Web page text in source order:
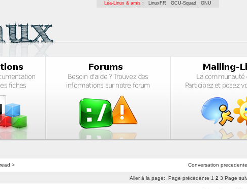
Léa-Linux & amis : LinuxFR GCU-Squad GNU
Conversation precedente
>
Aller à la page: Page précédente 1 2 3 Page